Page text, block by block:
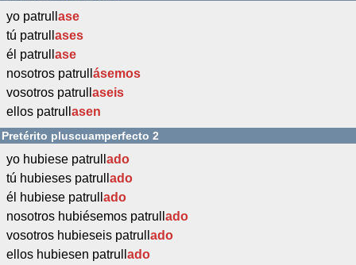
yo patrull ase
tú patrull ases
él patrull ase
nosotros patrull ásemos
vosotros patrull aseis
ellos patrull asen
Pretérito pluscuamperfecto 2
yo hubiese patrull ado
tú hubieses patrull ado
él hubiese patrull ado
nosotros hubiésemos patrull ado
vosotros hubieseis patrull ado
ellos hubiesen patrull ado